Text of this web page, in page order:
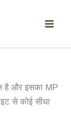
है और इसका MP
से कोई सीधा